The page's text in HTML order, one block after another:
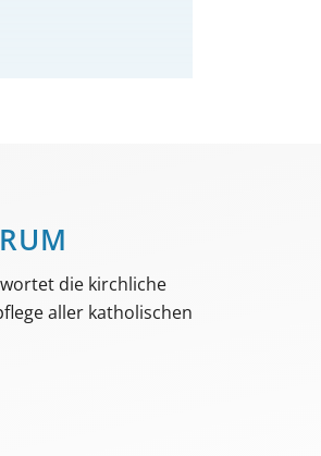
die kirchliche
aller katholischen